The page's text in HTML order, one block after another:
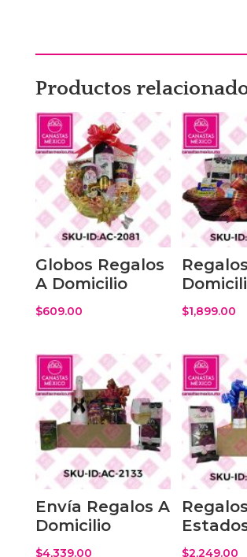
Productos
Globos Regalos
A Domicilio
$609.00 $1,899.00
Envía Regalos A
Domicilio
$4,339.00
Regalos
$2,249.00